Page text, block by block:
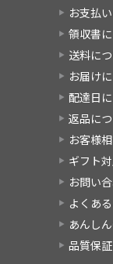
お支払
領収書
送料に
お届け
配達日
返品に
お客様
ギフト
お問い
よくある
あんし
品質保